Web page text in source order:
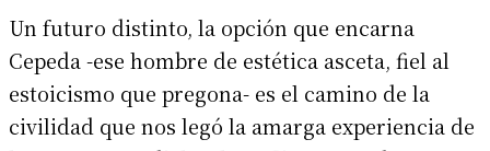
Un futuro distinto, la opción que encarna
Cepeda -ese hombre de estética asceta, fiel al
estoicismo que pregona- es el camino de la
civilidad que nos legó la amarga experiencia de